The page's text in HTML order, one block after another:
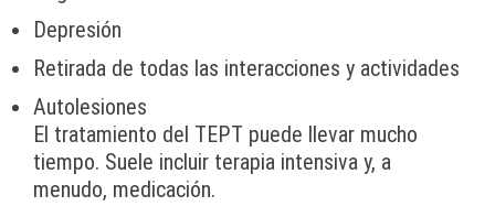
Depresión
Retirada de todas las interacciones y actividades
Autolesiones
El tratamiento del TEPT puede llevar mucho
tiempo. Suele incluir terapia intensiva y, a
menudo, medicación.